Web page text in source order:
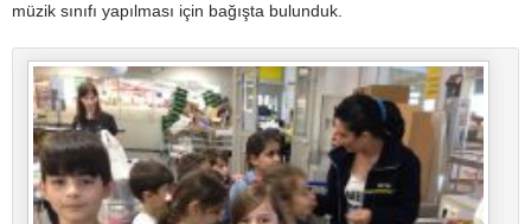
müzik sınıfı yapılması için bağışta bulunduk.